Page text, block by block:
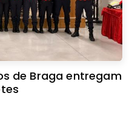
de Braga entregam